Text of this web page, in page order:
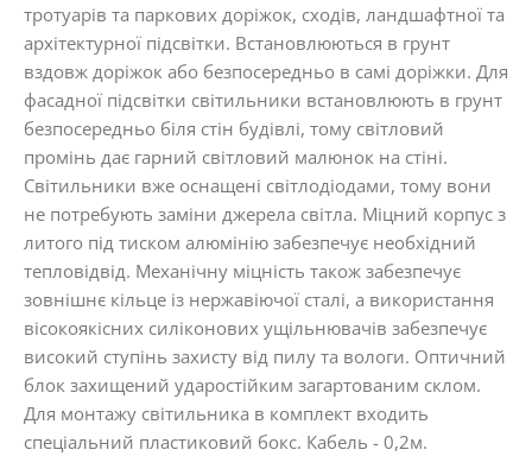
тротуарів та паркових доріжок, сходів, ландшафтної та
архітектурної підсвітки. Встановлюються в грунт
вздовж доріжок або безпосередньо в самі доріжки. Для
фасадної підсвітки світильники встановлюють в грунт
безпосередньо біля стін будівлі, тому світловий
промінь дає гарний світловий малюнок на стіні.
Світильники вже оснащені світлодіодами, тому вони
не потребують заміни джерела світла. Міцний корпус з
литого під тиском алюмінію забезпечує необхідний
тепловідвід. Механічну міцність також забезпечує
зовнішнє кільце із нержавіючої сталі, а використання
вісокоякісних силіконових ущільнювачів забезпечує
високий ступінь захисту від пилу та вологи. Оптичний
блок захищений ударостійким загартованим склом.
Для монтажу світильника в комплект входить
спеціальний пластиковий бокс. Кабель - 0,2м.